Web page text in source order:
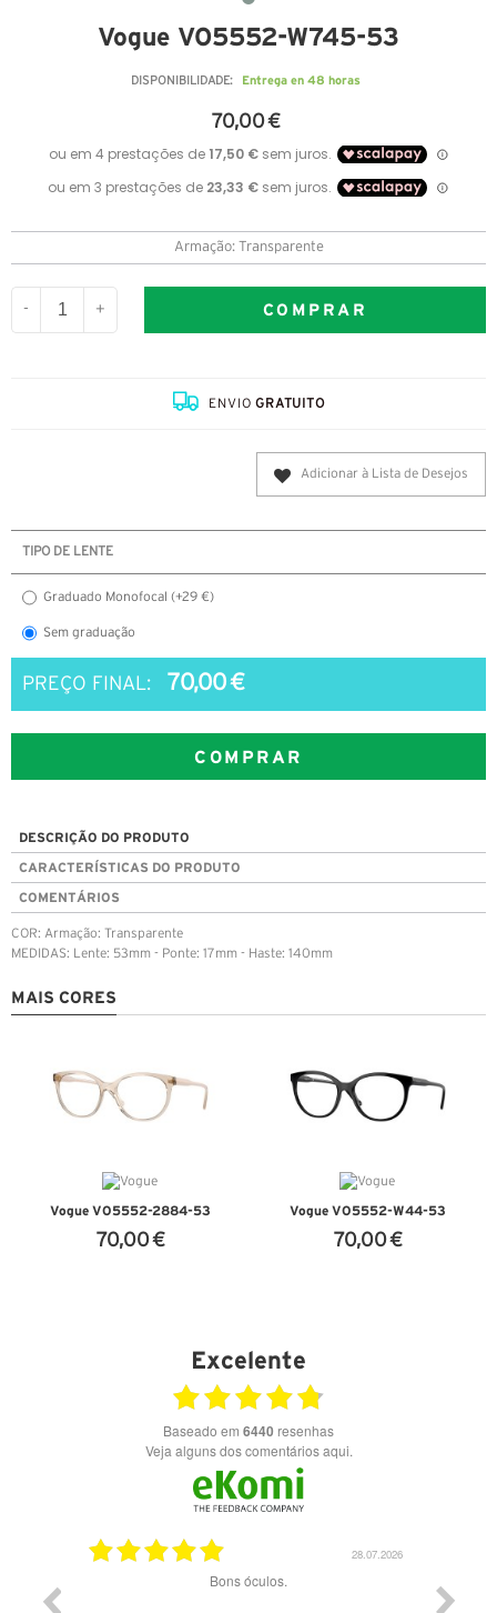
Vogue VO5552-W745-53
DISPONIBILIDADE: Entrega en 48 horas
70,00 €
Armação: Transparente
- + COMPRAR
ENVIOGRATUITO
Adicionar à Lista de Desejos
TIPO DE LENTE
Graduado Monofocal (+29 €)
Sem graduação
PREÇO FINAL: 70,00 €
COMPRAR
DESCRIÇÃO DO PRODUTO
CARACTERÍSTICAS DO PRODUTO
COMENTÁRIOS
COR: Armação: Transparente
MEDIDAS: Lente: 53mm - Ponte: 17mm - Haste: 140mm
MAIS CORES
Vogue VO5552-2884-53
70,00 €
Vogue VO5552-W44-53
70,00 €
Excelente
Baseado em 6440 resenhas
Veja alguns dos comentários aqui.
28.07.2026
Bons óculos.